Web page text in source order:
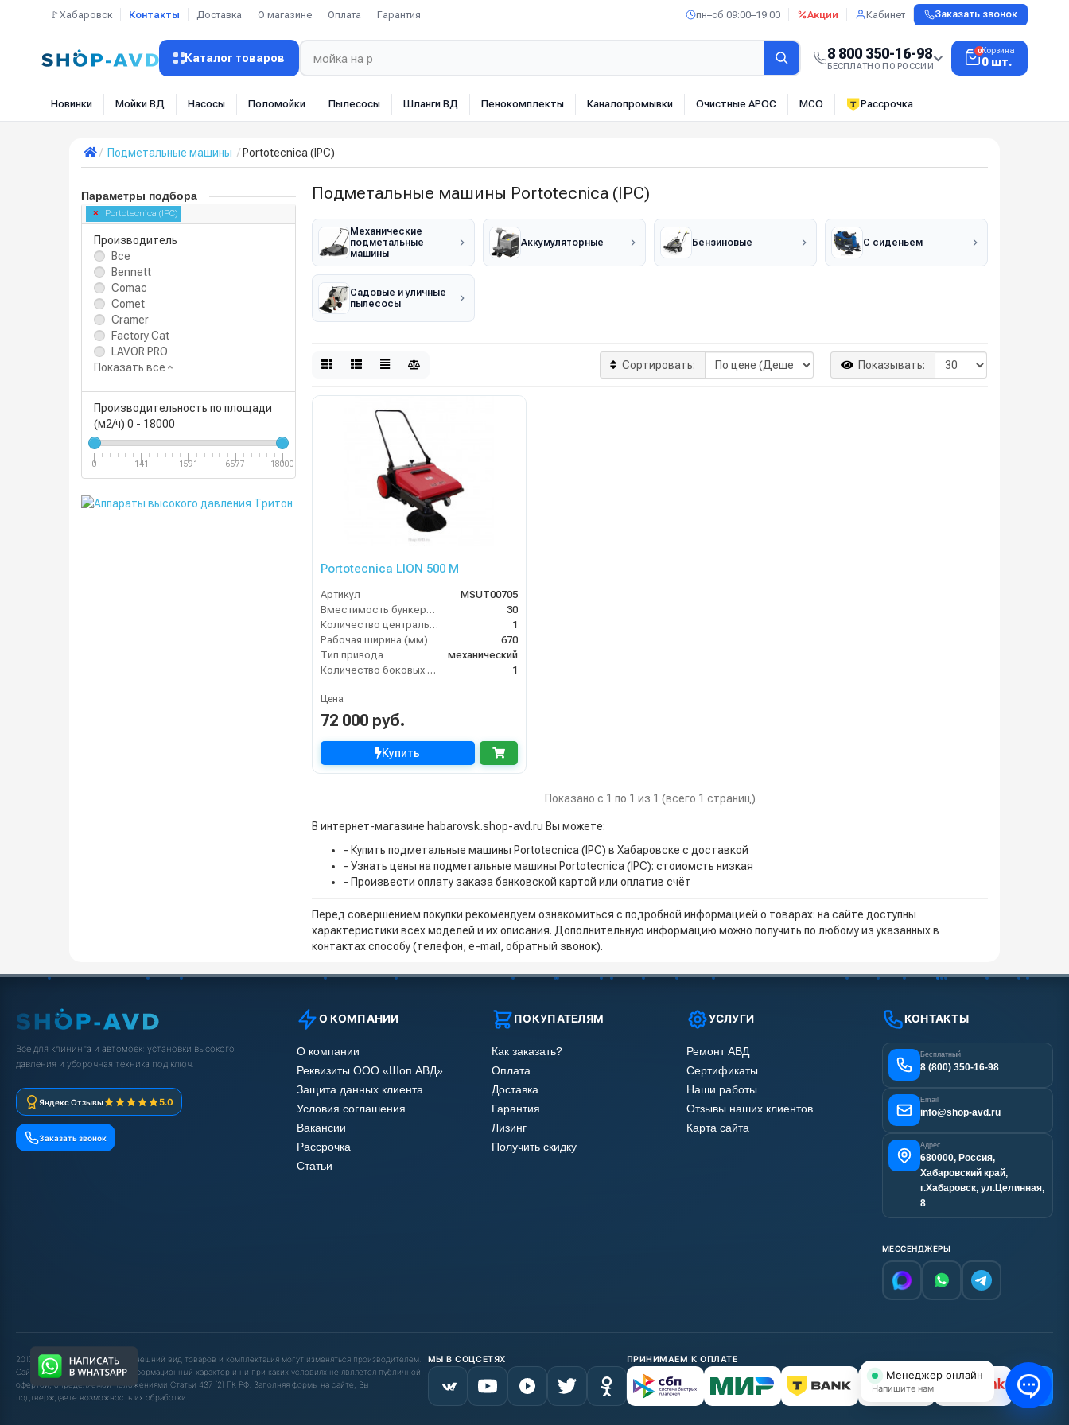
🚩Хабаровск Контакты Доставка О магазине Оплата Гарантия пн–сб 09:00–19:00 Акции Кабинет Заказать звонок
Каталог товаров 8 800 350-16-98
БЕСПЛАТНО ПО РОССИИ
0Корзина
0 шт.
Новинки Мойки ВД Насосы Поломойки Пылесосы Шланги ВД Пенокомплекты Каналопромывки Очистные АРОС МСО Рассрочка
Подметальные машины Portotecnica (IPC)
Параметры подбора
Portotecnica (IPC)
Производитель
Все
Bennett
Comac
Comet
Cramer
Factory Cat
LAVOR PRO
Показать все
Производительность по площади
(м2/ч) 0 - 18000
0 141 1591 6577 18000
Подметальные машины Portotecnica (IPC)
Механические
подметальные
машины
Аккумуляторные Бензиновые С сиденьем
Садовые и уличные
пылесосы
Сортировать: Показывать:
Portotecnica LION 500 M
Артикул
MSUT00705
Вместимость бункера (л)
30
Количество центральных мусоросборных валиков (шт)
1
Рабочая ширина (мм)
670
Тип привода
механический
Количество боковых подметальных щёток (шт)
1
Цена
72 000 руб.
Купить
Показано с 1 по 1 из 1 (всего 1 страниц)
В интернет-магазине habarovsk.shop-avd.ru Вы можете:
- Купить подметальные машины Portotecnica (IPC) в Хабаровске с доставкой
- Узнать цены на подметальные машины Portotecnica (IPC): стоиомсть низкая
- Произвести оплату заказа банковской картой или оплатив счёт
Перед совершением покупки рекомендуем ознакомиться с подробной информацией о товарах: на сайте доступны
характеристики всех моделей и их описания. Дополнительную информацию можно получить по любому из указанных в
контактах способу (телефон, e-mail, обратный звонок).
Всё для клининга и автомоек: установки высокого
давления и уборочная техника под ключ.
Яндекс Отзывы 5.0
Заказать звонок
О КОМПАНИИ
О компании
Реквизиты ООО «Шоп АВД»
Защита данных клиента
Условия соглашения
Вакансии
Рассрочка
Статьи
ПОКУПАТЕЛЯМ
Как заказать?
Оплата
Доставка
Гарантия
Лизинг
Получить скидку
УСЛУГИ
Ремонт АВД
Сертификаты
Наши работы
Отзывы наших клиентов
Карта сайта
КОНТАКТЫ
Бесплатный
8 (800) 350-16-98
Email
info@shop-avd.ru
Адрес
680000, Россия,
Хабаровский край,
г.Хабаровск, ул.Целинная,
8
МЕССЕНДЖЕРЫ
2017-2025 © ООО "ШОП АВД". Внешний вид товаров и комплектация могут изменяться производителем.
Сайт носит исключительно информационный характер и ни при каких условиях не является публичной
офертой, определяемой положениями Статьи 437 (2) ГК РФ. Заполняя формы на сайте, Вы
подтверждаете возможность их обработки.
МЫ В СОЦСЕТЯХ ПРИНИМАЕМ К ОПЛАТЕ
С НДС
Менеджер онлайн
Напишите нам